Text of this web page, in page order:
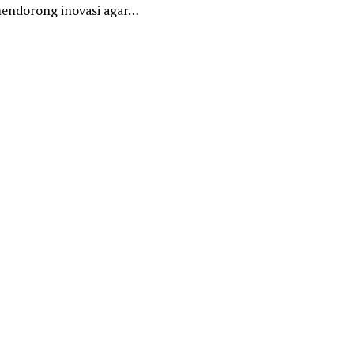
inovasi agar…